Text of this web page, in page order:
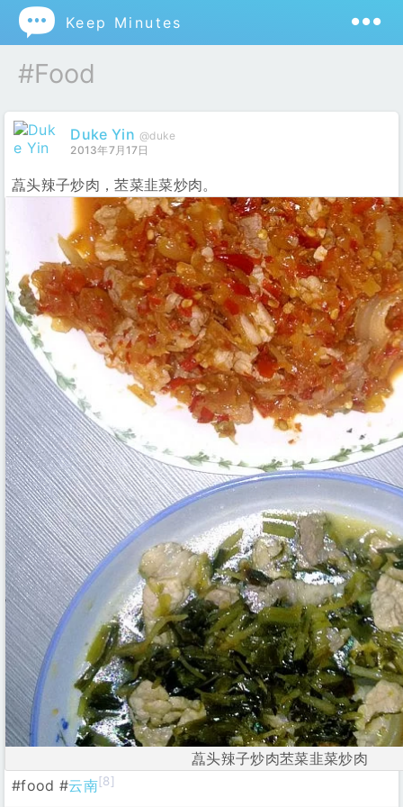
 Keep Minutes
#food
Duke Yin @duke
2013年7月17日
藠头辣子炒肉，苤菜韭菜炒肉。
藠头辣子炒肉苤菜韭菜炒肉
#food #云南[8]